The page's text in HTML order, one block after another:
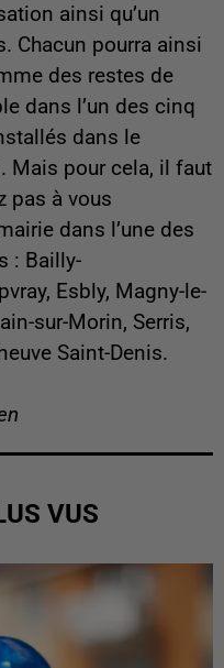
ainsi qu’un
Chacun pourra ainsi
des restes de
dans l’un des cinq
dans le
Mais pour cela, il faut
pas à vous
dans l’une des
: Bailly-
Esbly, Magny-le-
sur-Morin, Serris,
Saint-Denis.
VUS